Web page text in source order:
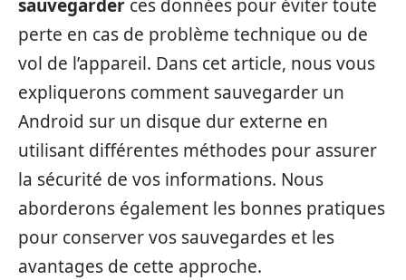
sauvegarder ces données pour éviter toute
perte en cas de problème technique ou de
vol de l’appareil. Dans cet article, nous vous
expliquerons comment sauvegarder un
Android sur un disque dur externe en
utilisant différentes méthodes pour assurer
la sécurité de vos informations. Nous
aborderons également les bonnes pratiques
pour conserver vos sauvegardes et les
avantages de cette approche.